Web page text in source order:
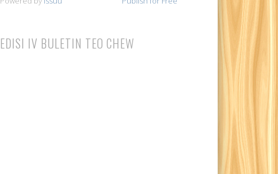
EDISI IV BULETIN TEO CHEW